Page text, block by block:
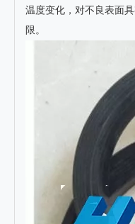
温度变化，对不良表面
限。